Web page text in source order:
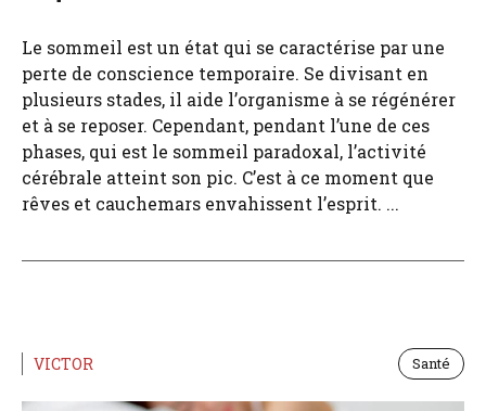
Le sommeil est un état qui se caractérise par une
perte de conscience temporaire. Se divisant en
plusieurs stades, il aide l’organisme à se régénérer
et à se reposer. Cependant, pendant l’une de ces
phases, qui est le sommeil paradoxal, l’activité
cérébrale atteint son pic. C’est à ce moment que
rêves et cauchemars envahissent l’esprit. ...
VICTOR Santé